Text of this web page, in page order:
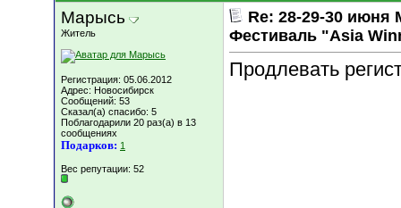
Марысь
Житель
Регистрация: 05.06.2012
Адрес: Новосибирск
Сообщений: 53
Сказал(а) спасибо: 5
Поблагодарили 20 раз(а) в 13
сообщениях
Подарков: 1
Вес репутации: 52
Re: 28-29-30 июня
Фестиваль "Asia
Продлевать